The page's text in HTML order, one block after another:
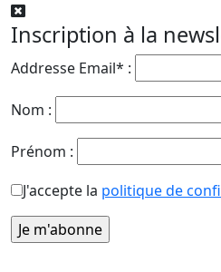
Inscription à la
Addresse Email* :
Nom :
Prénom :
J'accepte la politique de